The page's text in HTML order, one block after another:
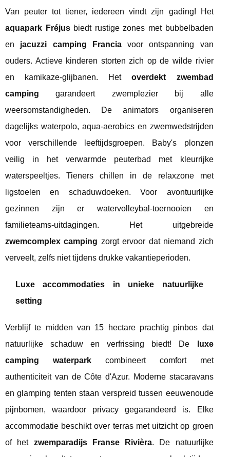
Van peuter tot tiener, iedereen vindt zijn gading! Het
aquapark Fréjusbiedt rustige zones met bubbelbaden
en jacuzzi camping Franciavoor ontspanning van
ouders. Actieve kinderen storten zich op de wilde rivier
en kamikaze-glijbanen. Hetoverdekt zwembad
camping garandeert zwemplezier bij alle
weersomstandigheden. De animators organiseren
dagelijks waterpolo, aqua-aerobics en zwemwedstrijden
voor verschillende leeftijdsgroepen. Baby's plonzen
veilig in het verwarmde peuterbad met kleurrijke
waterspeeltjes. Tieners chillen in de relaxzone met
ligstoelen en schaduwdoeken. Voor avontuurlijke
gezinnen zijn er watervolleybal-toernooien en
familieteams-uitdagingen. Het uitgebreide
zwemcomplex camping zorgt ervoor dat niemand zich
verveelt, zelfs niet tijdens drukke vakantieperioden.
Luxe accommodaties in unieke natuurlijke
setting
Verblijf te midden van 15 hectare prachtig pinbos dat
natuurlijke schaduw en verfrissing biedt! De
luxe
camping waterparkcombineert comfort met
authenticiteit van de Côte d'Azur. Moderne stacaravans
en glamping tenten staan verspreid tussen eeuwenoude
pijnbomen, waardoor privacy gegarandeerd is. Elke
accommodatie beschikt over terras met uitzicht op groen
of het zwemparadijs Franse Rivièra. De natuurlijke